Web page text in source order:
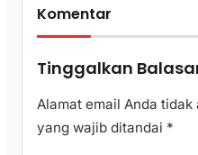
Komentar
Tinggalkan
Alamat email Anda
yang wajib ditandai *